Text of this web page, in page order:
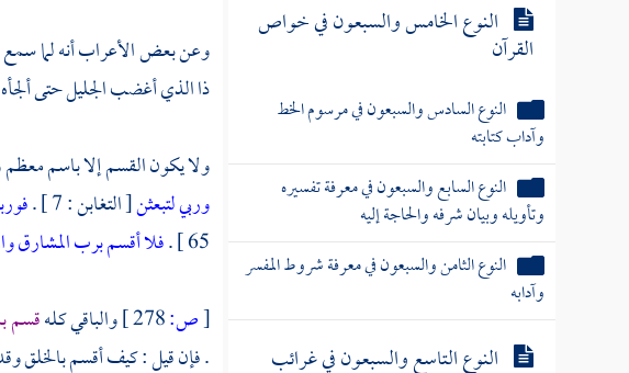
النوع الخامس والسبعون في خواص
القرآن
النوع السادس والسبعون في مرسوم الخط
وآداب كتابته
النوع السابع والسبعون في معرفة تفسيره
وتأويله وبيان شرفه والحاجة إليه
النوع الثامن والسبعون في معرفة شروط المفسر
وآدابه
النوع التاسع والسبعون في غرائب
وعن بعض الأعراب أنه لما
ذا الذي أغضب الجليل حتى ألجأه
ولا يكون القسم إلا باسم
وربي لتبعثن[ التغابن : 7 ] .
65 ] . فلا أقسم برب المشارق
[ص: والباقي كلهقسم
. فإن قيل : كيف أقسم بالخلق